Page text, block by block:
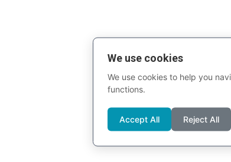
We use cookies
We use cookies to help you
functions.
Accept All Reject All